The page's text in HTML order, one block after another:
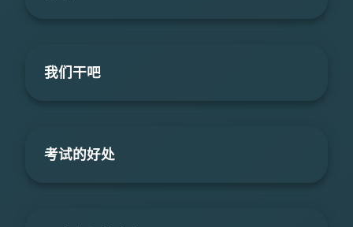
我们干吧
考试的好处